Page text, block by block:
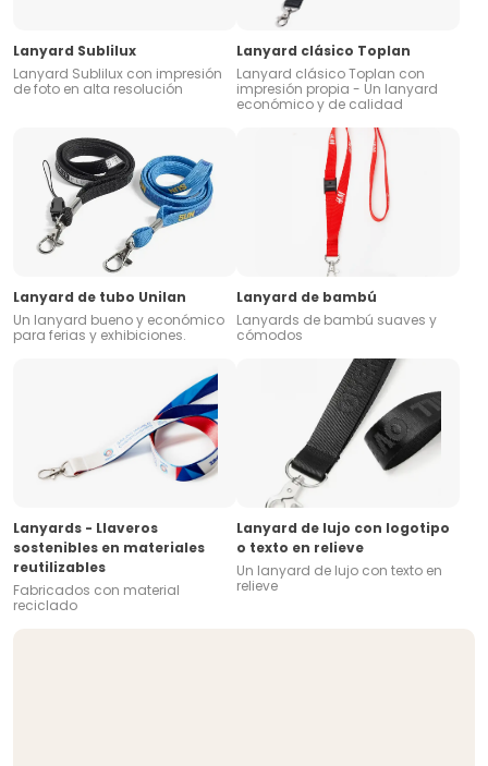
Lanyard Sublilux
Lanyard Sublilux con impresión
de foto en alta resolución
Lanyard clásico Toplan
Lanyard clásico Toplan con
impresión propia - Un lanyard
económico y de calidad
Lanyard de tubo Unilan
Un lanyard bueno y económico
para ferias y exhibiciones.
Lanyard de bambú
Lanyards de bambú suaves y
cómodos
Lanyards - Llaveros
sostenibles en materiales
reutilizables
Fabricados con material
reciclado
Lanyard de lujo con logotipo
o texto en relieve
Un lanyard de lujo con texto en
relieve